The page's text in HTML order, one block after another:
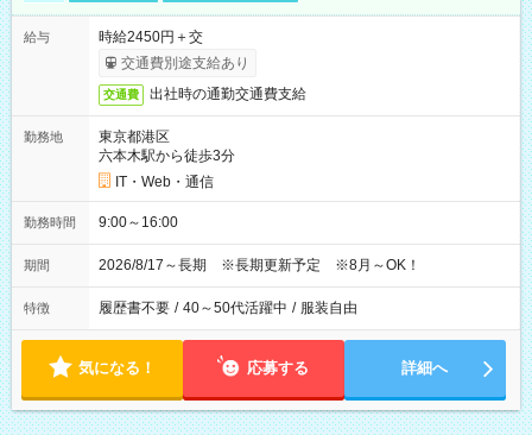
給与
時給2450円＋交
交通費別途支給あり
交通費 出社時の通勤交通費支給
勤務地
東京都港区
六本木駅から徒歩3分
IT・Web・通信
勤務時間 9:00～16:00
期間 2026/8/17～長期 ※長期更新予定 ※8月～OK！
特徴 履歴書不要 / 40～50代活躍中 / 服装自由
気になる！ 応募する 詳細へ